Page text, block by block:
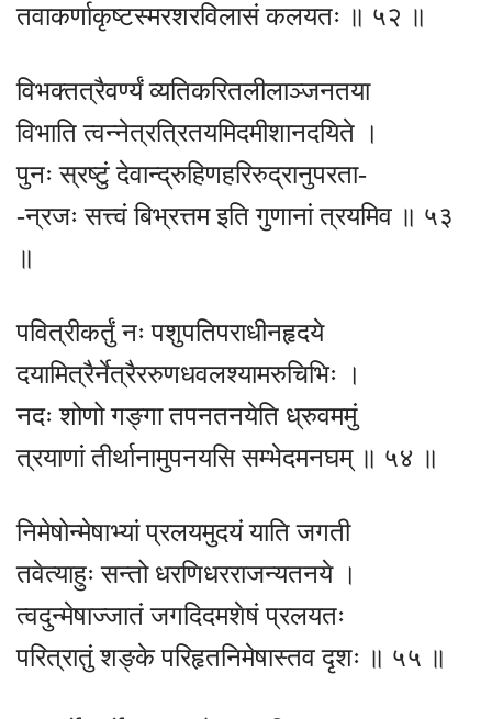
तवाकर्णाकृष्टस्मरशरविलासं कलयतः ॥ ५२ ॥
विभक्तत्रैवर्ण्यं व्यतिकरितलीलाञ्जनतया
विभाति त्वन्नेत्रत्रितयमिदमीशानदयिते ।
पुनः स्रष्टुं देवान्द्रुहिणहरिरुद्रानुपरता-
-न्रजः सत्त्वं बिभ्रत्तम इति गुणानां त्रयमिव ॥ ५३
॥
पवित्रीकर्तुं नः पशुपतिपराधीनहृदये
दयामित्रैर्नेत्रैररुणधवलश्यामरुचिभिः ।
नदः शोणो गङ्गा तपनतनयेति ध्रुवममुं
त्रयाणां तीर्थानामुपनयसि सम्भेदमनघम् ॥ ५४ ॥
निमेषोन्मेषाभ्यां प्रलयमुदयं याति जगती
तवेत्याहुः सन्तो धरणिधरराजन्यतनये ।
त्वदुन्मेषाज्जातं जगदिदमशेषं प्रलयतः
परित्रातुं शङ्के परिहृतनिमेषास्तव दृशः ॥ ५५ ॥